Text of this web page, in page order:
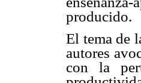
producido.
El tema de
autores
con la